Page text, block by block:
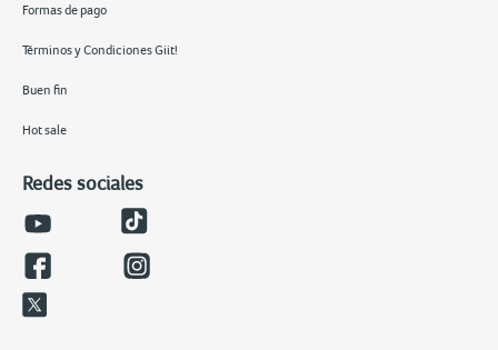
Formas de pago
Términos y Condiciones Giit!
Buen fin
Hot sale
Redes sociales